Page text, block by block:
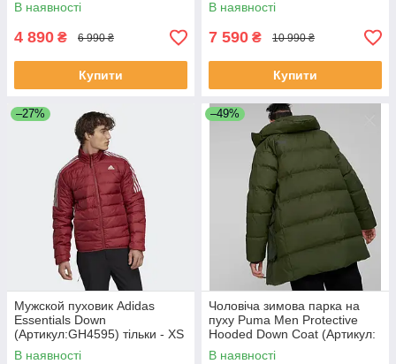
В наявності
4 890 ₴ 6 990 ₴
Купити
В наявності
7 590 ₴ 10 990 ₴
Купити
–27%
Мужской пуховик Аdidas
Essentials Down
(Артикул:GH4595) тільки - XS
В наявності
–49%
Чоловіча зимова парка на
пуху Puma Men Protective
Hooded Down Coat (Артикул:
67537831)
В наявності